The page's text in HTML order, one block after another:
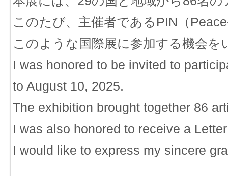
このたび、主催者であるPIN（
このような国際展に参加する機会
I was honored to be invited to
to August 10, 2025.
The exhibition brought together 86
I was also honored to receive a
I would like to express my sincere